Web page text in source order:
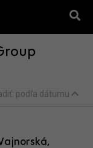
podľa dátumu